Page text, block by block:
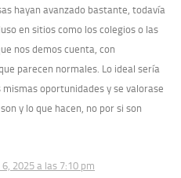
hayan avanzado bastante, todavía
en sitios como los colegios o las
nos demos cuenta, con
parecen normales. Lo ideal sería
oportunidades y se valorase
y lo que hacen, no por si son
2025 a las 7:10 pm